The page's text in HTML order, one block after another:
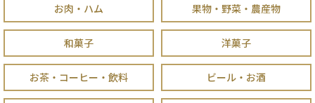
お肉・ハム 果物・野菜・農産物
和菓子 洋菓子
お茶・コーヒー・飲料 ビール・お酒